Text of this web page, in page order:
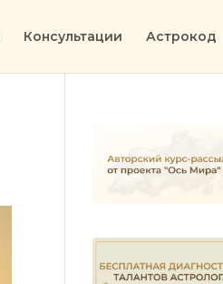
Консультации Астрокод